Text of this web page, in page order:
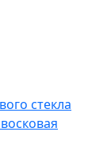
стекла